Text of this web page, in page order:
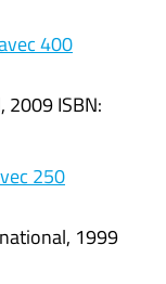
400
2009 ISBN:
250
1999